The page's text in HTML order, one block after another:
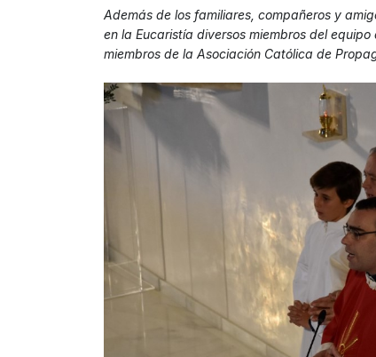
Además de los familiares, compañeros y
en la Eucaristía diversos miembros del
miembros de la Asociación Católica de